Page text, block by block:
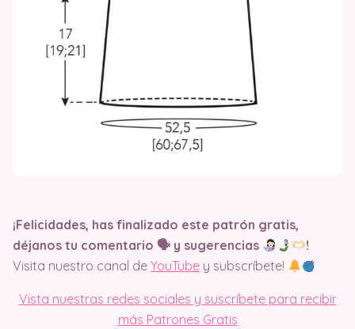
¡Felicidades, has finalizado este patrón gratis,
déjanos tu comentario 🗣 y sugerencias
​!
Visita nuestro canal de YouTube y subscríbete!
Vista nuestras redes sociales y suscríbete para recibir
más Patrones Gratis